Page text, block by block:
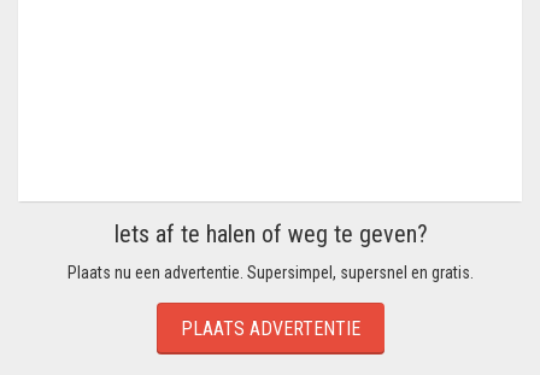
Iets af te halen of weg te geven?
Plaats nu een advertentie. Supersimpel, supersnel en gratis.
PLAATS ADVERTENTIE